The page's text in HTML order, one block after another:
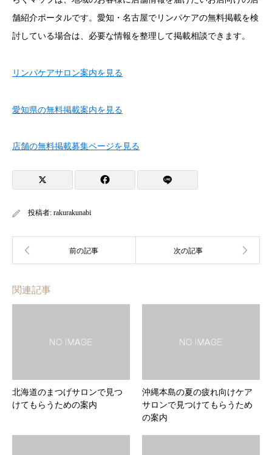
舗紹介ポータルです。愛知・名古屋でリンパケアの無料掲載を検
討している場合は、必要な情報を整理して掲載相談できます。
リンパケアサロン案内を見る
愛知県の無料掲載案内を見る
店舗の無料掲載募集ページを見る
投稿者: rakurakunabi
関連記事
北海道のまつげサロンで見つ
けてもらうための案内
沖縄本島の夏の疲れ向けケア
サロンで見つけてもらうため
の案内